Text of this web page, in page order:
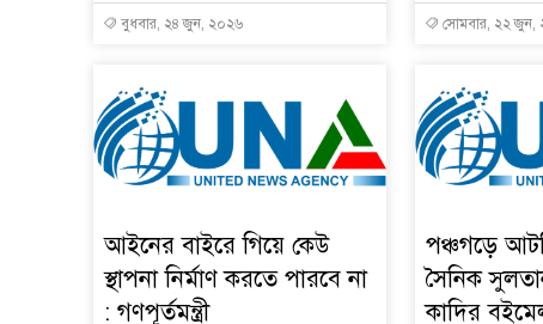
বুধবার, ২৪ জুন, ২০২৬ সোমবার, ২২ জুন,
আইনের বাইরে গিয়ে কেউ
স্থাপনা নির্মাণ করতে পারবে না
: গণপূর্তমন্ত্রী
পঞ্চগড়ে
সৈনিক
কাদির